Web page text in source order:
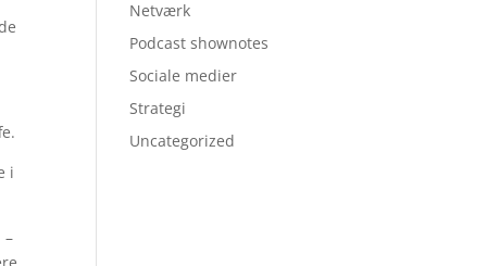
i
–
Netværk
Podcast shownotes
Sociale medier
Strategi
Uncategorized